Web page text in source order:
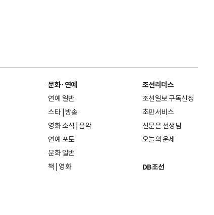
문화·연예
연예 일반
스타 방송
영화 소식 음악
연예 포토
문화 일반
책
영화
조선리더스
조선일보 구독신청
초판서비스
신문은 선생님
오늘의 운세
DB조선